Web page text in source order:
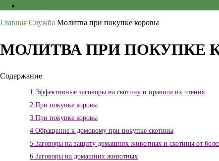
Главная Служба Молитва при покупке коровы
МОЛИТВА ПРИ ПОКУПКЕ
Содержание
1 Эффективные заговоры на скотину и правила их чтения
2 При покупке коровы
3 При покупке коровы
4 Обращение к домовому при покупке скотины
5 Заговоры на защиту домашних животных и скотины от
6 Заговоры на домашних животных